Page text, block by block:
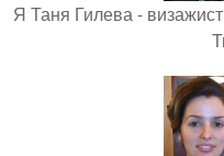
Я Таня Гилева -